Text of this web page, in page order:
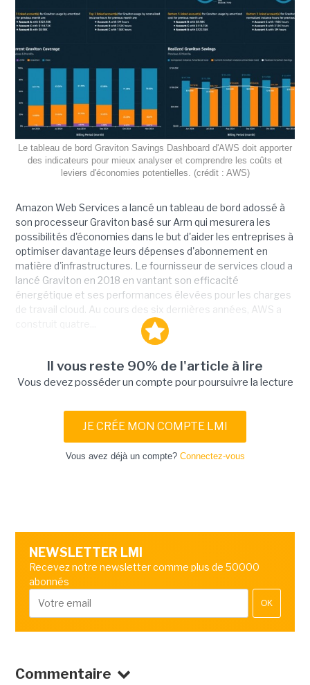
Le tableau de bord Graviton Savings Dashboard d'AWS doit apporter
des indicateurs pour mieux analyser et comprendre les coûts et
leviers d'économies potentielles. (crédit : AWS)
Amazon Web Services a lancé un tableau de bord adossé à
son processeur Graviton basé sur Arm qui mesurera les
possibilités d'économies dans le but d'aider les entreprises à
optimiser davantage leurs dépenses d'abonnement en
matière d'infrastructures. Le fournisseur de services cloud a
lancé Graviton en 2018 en vantant son efficacité
énergétique et ses performances élevées pour les charges
de travail cloud. Au cours des six dernières années, AWS a
Il vous reste 90% de l'article à lire
Vous devez posséder un compte pour poursuivre la lecture
JE CRÉE MON COMPTE LMI
Vous avez déjà un compte? Connectez-vous
NEWSLETTER LMI
Recevez notre newsletter comme plus de 50000
abonnés
OK
Commentaire